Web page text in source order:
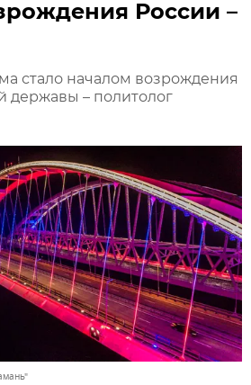
России –
стало началом возрождения
державы – политолог